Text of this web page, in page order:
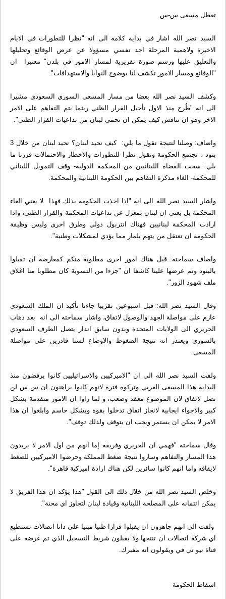
تعطل مسعى س-س
السيد نصر الله اشار في بداية كلامه الى انه "نظرا للتطورات في الايام
الاخيرة ولاهمية المرحلة اجد نفسي مسؤولا عن عرض الوقائع وتحليلها
والتعليق عليها ورسم صورة تقريرية لمسار الامور في بلدن" معتبرا ان
"الوقائع ومسار الامور تكشف لنا بوضوح النوايا والاستهدافات".
وكشف السيد نصر الله بعضا من مسار المسعى السوري السعودي مشيرا
الى انه "طُرح منذ الاول تأجيل القرار الظني ريثما يتم التفاهم على الامر
الاخر وهو ان نناقش كيف يمكن ان نحمي لبنان من تداعيات القرار الظني".
واضاف: وصلنا لنتيجة تقول ما يلي: كيف نحيد لبنان؟ نحيد لبنان من خلال 3
بنود ، تجتمع الحكومة وتقول نظرا للتطورات والاخطار والاحتمالات قررنا ما
يلي: سحب القضاة اللبنانيين من المحكمة الدولية- وقف التمويل اللبناني
للمحكمة- الغاء مذكرة التفاهم بين الحكومة اللبنانية والمحكمة.
واشار السيد نصر الله الى انه "اذا اخذت الحكومة بذلك فهذا لا يعني الغاء
المحكمة بل يعني ان لبنان بمعزل عن تداعيات المحكمة والقرار الظني، واذا
ارادت المحكمة لبنانيين فهناك انتربول دولي وطرق اخرى وليس وظيفة
الحكومة ان تعتقل من يتهم بلمار مما يؤدي لمشكلات وطنية".
واضاف سماحته: قيل هناك امور اخرى مطلوبة منكم كمعارضة ان تقبلوا
بالبنود وتم عرضها علينا كاشفا ان "جزءا من التسوية كان مطلوبا منا اغلاق
ملف شهود الزور".
وقال السيد نصر الله: قبل اسبوعين تقريبا جاءنا تأكيد ان الملك السعودي
عازم على مواصلة الجهد والوصول لاتفاق، واشار سماحته الى انه بعد ذهاب
الحريري الى الولايات المتحدة وبدون سابق انذار يتصل الطرف السعودي
بالسوري ويعتذر انه نتيجة الضغوط والاوضاع لسنا قادرين على مواصلة
المسعى.
ولفت السيد نصر الله الى ان "الاميركيين والاسرائيليين كانوا يرفضون منذ
البداية هذا المسعى العربي وتركوه فترة لانهم كانوا يراهنون ان س س لن
تصل لاتفاق لان الموضوع معقد وصعب، و لما راوا ان الامور متقدمة بشكل
كبير والاجواء ايجابية لانجاز اتفاق تدخلوا بقوة وبشكل حاسم وابلغوا ان هذا
الامر لا يمكن ان يستمر ويجب ان يتوقف ولذلك توقف".
وقال سماحته "فهمي ان الحريري وفريقه إما انهم من اول الامر لا يريدون
هذا المسار والتفاهم وساروا نتيجة ضغط المملكة وحرضوا الاميركيين للضغط
لايقافه واما انهم كانوا سائرين لكن هناك ارادة اميركية قاهرة".
وخلص السيد نصر الله من خلال ذلك الى القول "هذا يؤكد ان هذا الفريق لا
يمكن ائتمانه على المصلحة اللبنانية وقيادة لبنان لتجاوز اي محنة".
ولفت الى انهم جاهزون ان يقبلوا قرارا ظنيا مبنيا على داتا اتصالات تستطيع
اي شركة اتصالات ان تنتجها ولا يقبلون شريط التسجيل الذي تم عرضه على
قناة نيو تي في ويقولون انه مفبرك.
اسقاط الحكومة